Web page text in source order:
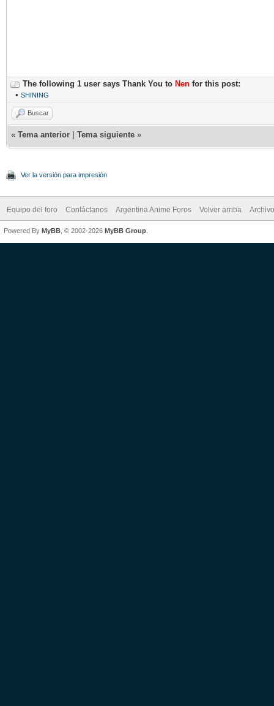
The following 1 user says Thank You to Nen for this post:
• SHINING
Buscar
« Tema anterior Tema siguiente »
Ver la versión para impresión
Equipo del foro Contáctanos Argentina Anime Foros Volver arriba
Powered By MyBB , © 2002-2026 MyBB Group